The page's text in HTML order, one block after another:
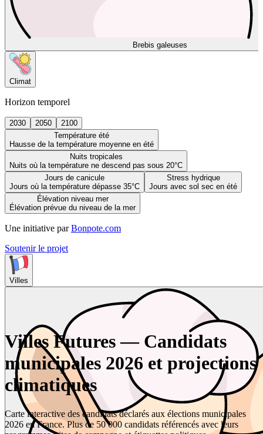
Brebis galeuses
Climat
Horizon temporel
2030 2050
2100
Température été
Hausse de la température moyenne en été
Nuits tropicales
Nuits où la température ne descend pas sous 20°C
Jours de canicule
Jours où la température dépasse 35°C
Stress hydrique
Jours avec sol sec en été
Élévation niveau mer
Élévation prévue du niveau de la mer
Une initiative par Bonpote.com
Soutenir le projet
Villes
Villes Futures — Candidats
municipales 2026 et projections
climatiques
Carte interactive des candidats déclarés aux élections municipales
2026 en France. Plus de 50 000 candidats référencés avec leurs